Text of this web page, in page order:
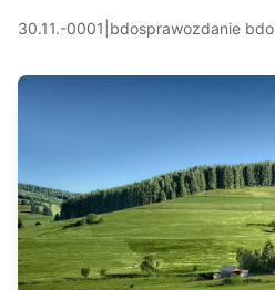
30.11.-0001 bdosprawozdanie bdo